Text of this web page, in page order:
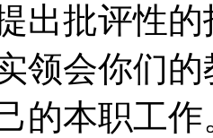
出批评性
领会你们
的本职工作